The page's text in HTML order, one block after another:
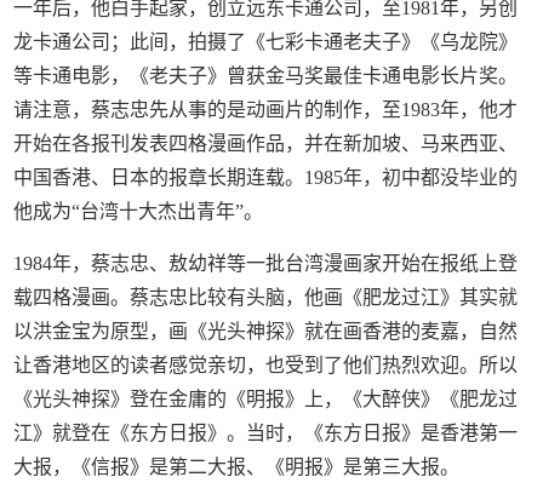
一年后，他白手起家，创立远东卡通公司，至1981年，另创
龙卡通公司；此间，拍摄了《七彩卡通老夫子》《乌龙院》
等卡通电影，《老夫子》曾获金马奖最佳卡通电影长片奖。
请注意，蔡志忠先从事的是动画片的制作，至1983年，他才
开始在各报刊发表四格漫画作品，并在新加坡、马来西亚、
中国香港、日本的报章长期连载。1985年，初中都没毕业的
他成为“台湾十大杰出青年”。
1984年，蔡志忠、敖幼祥等一批台湾漫画家开始在报纸上登
载四格漫画。蔡志忠比较有头脑，他画《肥龙过江》其实就
以洪金宝为原型，画《光头神探》就在画香港的麦嘉，自然
让香港地区的读者感觉亲切，也受到了他们热烈欢迎。所以
《光头神探》登在金庸的《明报》上，《大醉侠》《肥龙过
江》就登在《东方日报》。当时，《东方日报》是香港第一
大报，《信报》是第二大报、《明报》是第三大报。